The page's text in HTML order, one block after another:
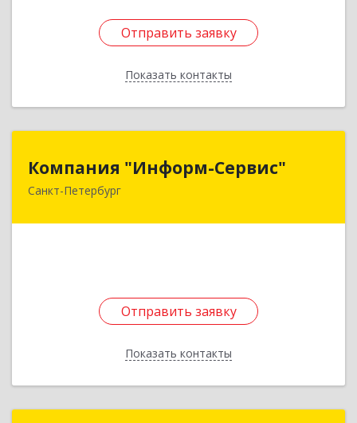
Отправить заявку
Показать контакты
Отправить заявку
Назад
Компания "Информ-Сервис"
Санкт-Петербург
Отправить заявку
Показать контакты
Компания "Информ-Сервис"
192007, Санкт-Петербург г, Курская ул, дом №
Отправить заявку
Назад